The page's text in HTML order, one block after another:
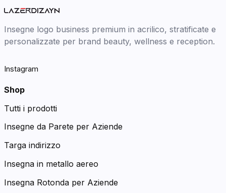
Insegne logo business premium in acrilico, stratificate e
personalizzate per brand beauty, wellness e reception.
Instagram
Shop
Tutti i prodotti
Insegne da Parete per Aziende
Targa indirizzo
Insegna in metallo aereo
Insegna Rotonda per Aziende